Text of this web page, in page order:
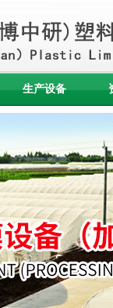
生产设备